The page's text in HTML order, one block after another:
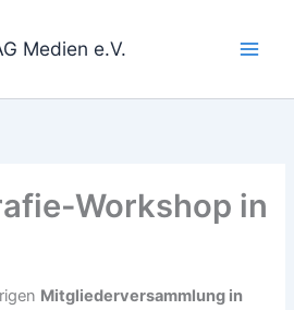
Medien e.V.
Workshop in
Mitgliederversammlung in